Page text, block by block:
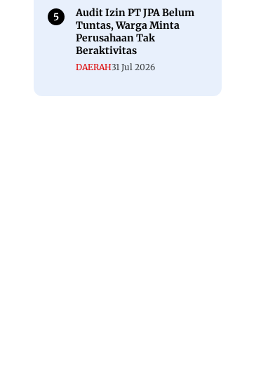
Audit Izin PT JPA Belum
Tuntas, Warga Minta
Perusahaan Tak
Beraktivitas
DAERAH31 Jul 2026